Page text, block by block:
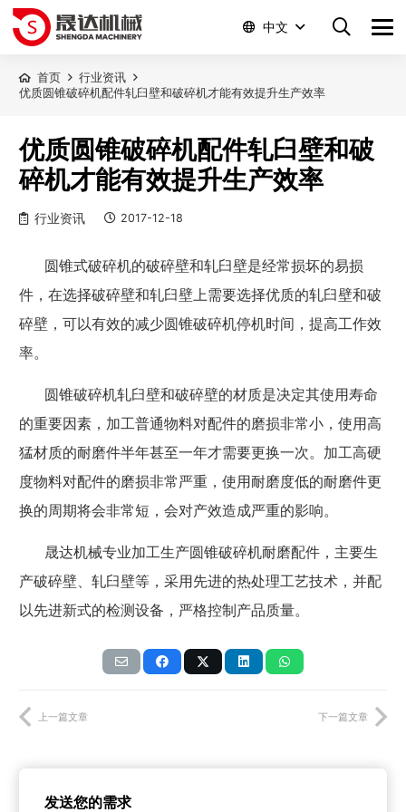
中文
首页
行业资讯
优质圆锥破碎机配件轧臼壁和破碎机才能有效提升生产效率
优质圆锥破碎机配件轧臼壁和破
碎机才能有效提升生产效率
行业资讯 2017-12-18
圆锥式破碎机的破碎壁和轧臼壁是经常损坏的易损
件，在选择破碎壁和轧臼壁上需要选择优质的轧臼壁和破
碎壁，可以有效的减少圆锥破碎机停机时间，提高工作效
率。
圆锥破碎机轧臼壁和破碎壁的材质是决定其使用寿命
的重要因素，加工普通物料对配件的磨损非常小，使用高
猛材质的耐磨件半年甚至一年才需要更换一次。加工高硬
度物料对配件的磨损非常严重，使用耐磨度低的耐磨件更
换的周期将会非常短，会对产效造成严重的影响。
晟达机械专业加工生产圆锥破碎机耐磨配件，主要生
产破碎壁、轧臼壁等，采用先进的热处理工艺技术，并配
以先进新式的检测设备，严格控制产品质量。
上一篇文章 下一篇文章
发送您的需求